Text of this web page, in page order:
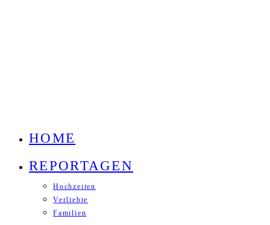
HOME
REPORTAGEN
Hochzeiten
Verliebte
Familien